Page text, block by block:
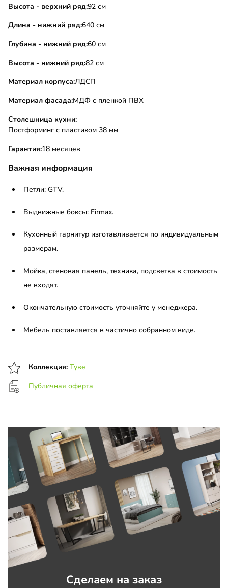
Высота - верхний ряд:92 см
Длина - нижний ряд:640 см
Глубина - нижний ряд:60 см
Высота - нижний ряд:82 см
Материал корпуса:ЛДСП
Материал фасада:МДФ с пленкой ПВХ
Столешница кухни:
Постформинг с пластиком 38 мм
Гарантия:18 месяцев
Важная информация
Петли: GTV.
Выдвижные боксы: Firmax.
Кухонный гарнитур изготавливается по индивидуальным
размерам.
Мойка, стеновая панель, техника, подсветка в стоимость
не входят.
Окончательную стоимость уточняйте у менеджера.
Мебель поставляется в частично собранном виде.
Коллекция: Туве
Публичная оферта
Сделаем на заказ